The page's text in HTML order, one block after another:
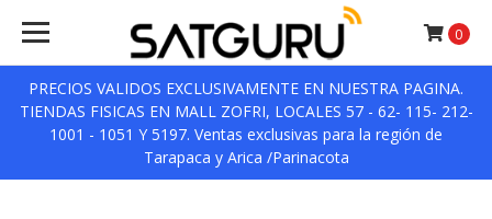
PRECIOS VALIDOS EXCLUSIVAMENTE EN NUESTRA PAGINA.
TIENDAS FISICAS EN MALL ZOFRI, LOCALES 57 - 62- 115- 212-
1001 - 1051 Y 5197. Ventas exclusivas para la región de
Tarapaca y Arica /Parinacota
0